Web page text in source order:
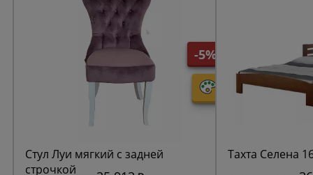
-5%
Стул Луи мягкий с задней
строчкой
Тахта Селена